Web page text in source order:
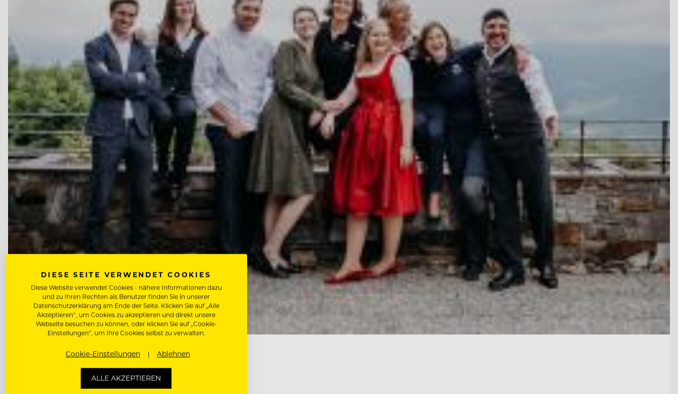
TOP ARBEITGEBER
Kempinski Hotel Berchtesgaden
DIESE SEITE VERWENDET COOKIES
Diese Website verwendet Cookies - nähere Informationen dazu
und zu Ihren Rechten als Benutzer finden Sie in unserer
Datenschutzerklärung am Ende der Seite. Klicken Sie auf „Alle
Akzeptieren“, um Cookies zu akzeptieren und direkt unsere
Webseite besuchen zu können, oder klicken Sie auf „Cookie-
Einstellungen“, um Ihre Cookies selbst zu verwalten.
Cookie-Einstellungen Ablehnen
ALLE AKZEPTIEREN